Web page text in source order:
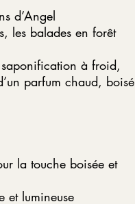
d’Angel
les balades en forêt
à froid,
parfum chaud, boisé
la touche boisée et
et lumineuse